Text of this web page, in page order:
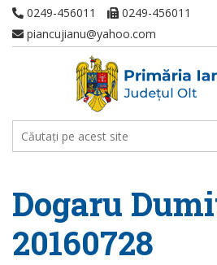
0249-456011
0249-456011
piancujianu@yahoo.com
Dogaru
20160728